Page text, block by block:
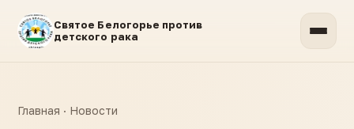
Святое Белогорье против
детского рака
Главная · Новости